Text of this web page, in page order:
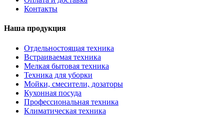
Контакты
Наша продукция
Отдельностоящая техника
Встраиваемая техника
Мелкая бытовая техника
Техника для уборки
Мойки, смесители, дозаторы
Кухонная посуда
Профессиональная техника
Климатическая техника